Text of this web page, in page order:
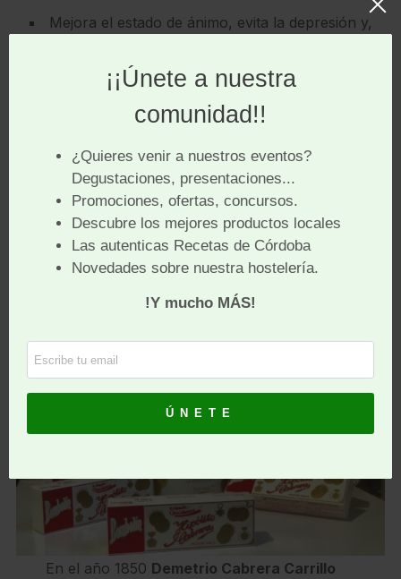
Mejora el estado de ánimo, evita la depresión y,
Y además de todo esto…. ¡Está buenísimo!
Si hay un chocolate tradicional cordobés
sin duda, el de la famosa cajita dechocolates
Hipólito Cabrerade Pozoblanco.
En el año 1850 Demetrio Cabrera Carrillo